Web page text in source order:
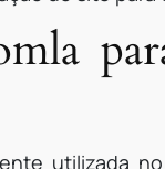
utilizada